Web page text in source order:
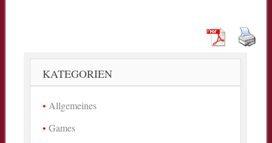
KATEGORIEN
Allgemeines
Games